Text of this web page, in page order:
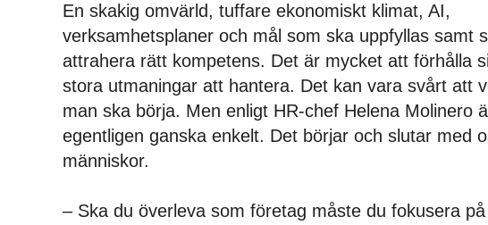
En skakig omvärld, tuffare ekonomiskt klimat, AI,
verksamhetsplaner och mål som ska uppfyllas samt
attrahera rätt kompetens. Det är mycket att förhålla
stora utmaningar att hantera. Det kan vara svårt att
man ska börja. Men enligt HR-chef Helena Molinero
egentligen ganska enkelt. Det börjar och slutar med
människor.
– Ska du överleva som företag måste du fokusera på